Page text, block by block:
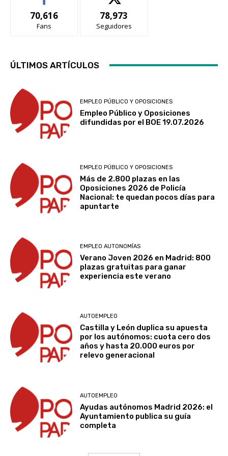
70,616
Fans
78,973
Seguidores
ÚLTIMOS ARTÍCULOS
EMPLEO PÚBLICO Y OPOSICIONES
Empleo Público y Oposiciones
difundidas por el BOE 19.07.2026
EMPLEO PÚBLICO Y OPOSICIONES
Más de 2.800 plazas en las
Oposiciones 2026 de Policía
Nacional: te quedan pocos días para
apuntarte
EMPLEO AUTONOMÍAS
Verano Joven 2026 en Madrid: 800
plazas gratuitas para ganar
experiencia este verano
AUTOEMPLEO
Castilla y León duplica su apuesta
por los autónomos: cuota cero dos
años y hasta 20.000 euros por
relevo generacional
AUTOEMPLEO
Ayudas autónomos Madrid 2026: el
Ayuntamiento publica su guía
completa